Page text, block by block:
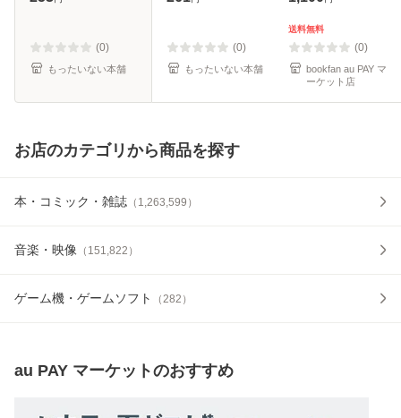
料】
(0)
もったいない本舗
(0)
もったいない本舗
送料無料
(0)
bookfan au PAY マ
ーケット店
お店のカテゴリから商品を探す
本・コミック・雑誌 （ 1,263,599 ）
音楽・映像 （ 151,822 ）
ゲーム機・ゲームソフト （282 ）
au PAY マーケットのおすすめ